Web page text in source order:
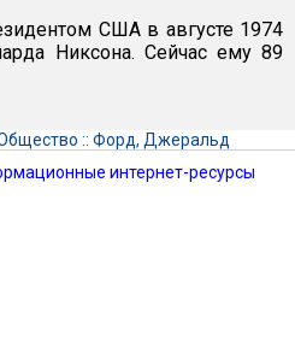
США в августе 1974
Никсона. Сейчас ему 89
:: Форд, Джеральд
интернет-ресурсы